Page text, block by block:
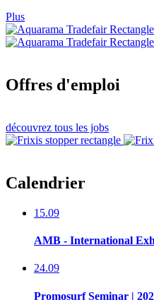
Plus
Offres d'emploi
découvrez tous les jobs
Calendrier
15.09
AMB - International
24.09
Promosurf Seminar |